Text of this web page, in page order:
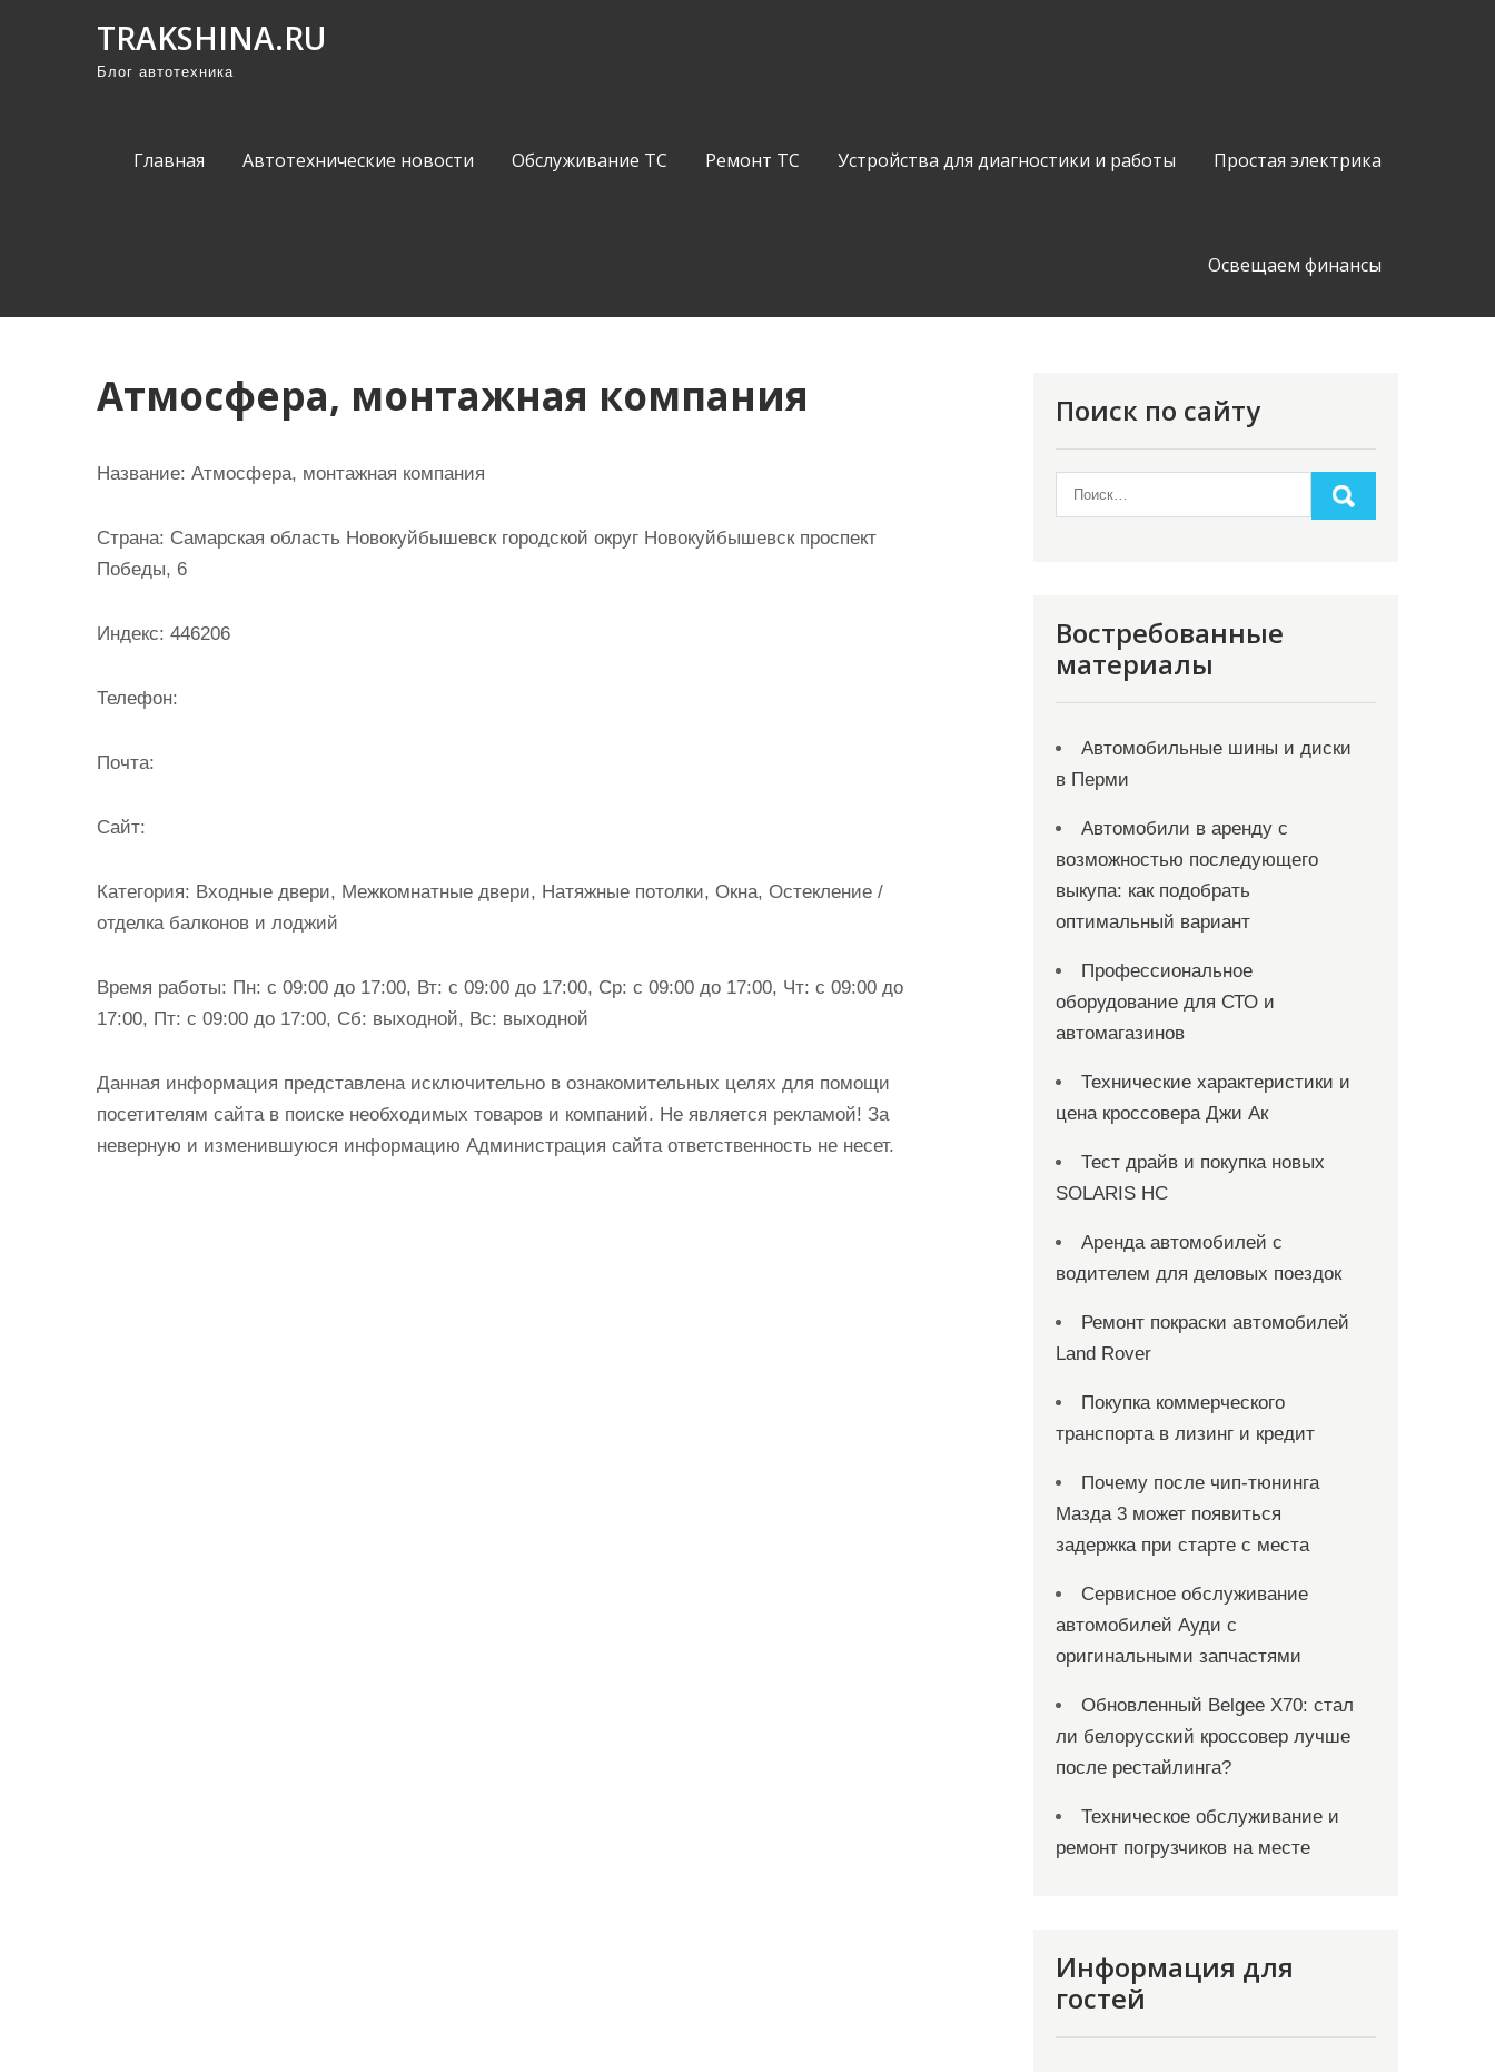
TRAKSHINA.RU
Блог автотехника
Главная Автотехнические новости Обслуживание ТС Ремонт ТС Устройства для диагностики и работы Простая электрика
Освещаем финансы
Атмосфера, монтажная компания
Название: Атмосфера, монтажная компания
Страна: Самарская область Новокуйбышевск городской округ Новокуйбышевск проспект
Победы, 6
Индекс: 446206
Телефон:
Почта:
Cайт:
Категория: Входные двери, Межкомнатные двери, Натяжные потолки, Окна, Остекление /
отделка балконов и лоджий
Время работы: Пн: с 09:00 до 17:00, Вт: с 09:00 до 17:00, Ср: с 09:00 до 17:00, Чт: с 09:00 до
17:00, Пт: с 09:00 до 17:00, Сб: выходной, Вс: выходной
Данная информация представлена исключительно в ознакомительных целях для помощи
посетителям сайта в поиске необходимых товаров и компаний. Не является рекламой! За
неверную и изменившуюся информацию Администрация сайта ответственность не несет.
Поиск по сайту
Востребованные
материалы
Автомобильные шины и диски
в Перми
Автомобили в аренду с
возможностью последующего
выкупа: как подобрать
оптимальный вариант
Профессиональное
оборудование для СТО и
автомагазинов
Технические характеристики и
цена кроссовера Джи Ак
Тест драйв и покупка новых
SOLARIS HC
Аренда автомобилей с
водителем для деловых поездок
Ремонт покраски автомобилей
Land Rover
Покупка коммерческого
транспорта в лизинг и кредит
Почему после чип-тюнинга
Мазда 3 может появиться
задержка при старте с места
Сервисное обслуживание
автомобилей Ауди с
оригинальными запчастями
Обновленный Belgee X70: стал
ли белорусский кроссовер лучше
после рестайлинга?
Техническое обслуживание и
ремонт погрузчиков на месте
Информация для
гостей